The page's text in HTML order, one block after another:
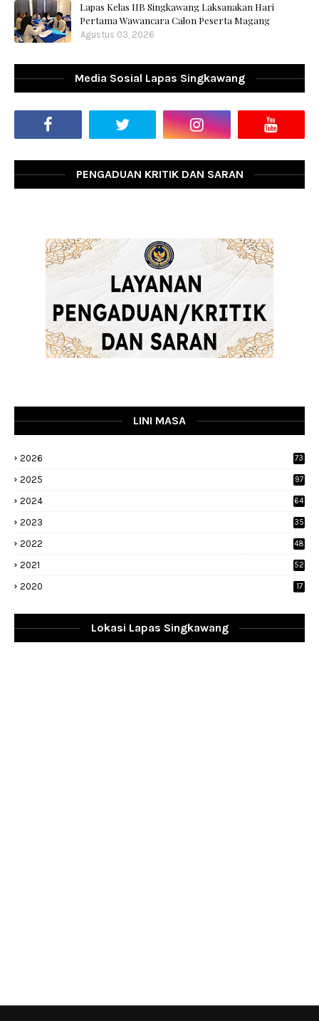
Lapas Kelas IIB Singkawang Laksanakan Hari
Pertama Wawancara Calon Peserta Magang
Agustus 03, 2026
Media Sosial Lapas Singkawang
PENGADUAN KRITIK DAN SARAN
LINI MASA
2026 73
2025 97
2024 64
2023
35
2022
48
2021 52
2020 17
Lokasi Lapas Singkawang